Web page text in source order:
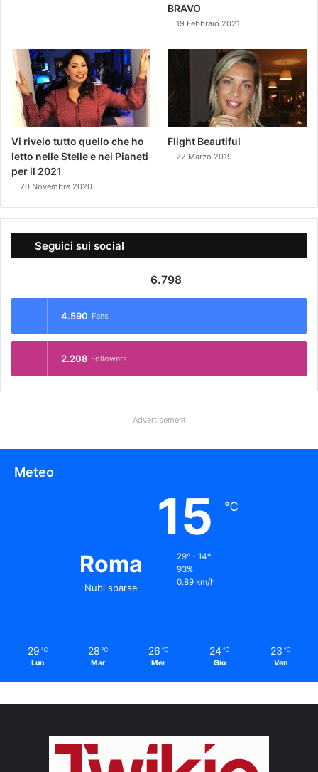
l
o
BRAVO
19 Febbraio 2021
Vi rivelo tutto quello che ho
letto nelle Stelle e nei Pianeti
per il 2021
20 Novembre 2020
Flight Beautiful
22 Marzo 2019
Seguici sui social
6.798
4.590 Fans
2.208 Followers
Advertisement
Meteo
Roma
Nubi sparse
15 ℃
29º - 14º
93%
0.89 km/h
29 ℃
Lun
28 ℃
Mar
26 ℃
Mer
24 ℃
Gio
23 ℃
Ven